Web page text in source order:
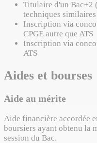
Titulaire d'un Bac+2
techniques similaires
Inscription via
CPGE autre que ATS
Inscription via
ATS
Aides et bourses
Aide au mérite
Aide financière accordée
boursiers ayant obtenu la
session du Bac.